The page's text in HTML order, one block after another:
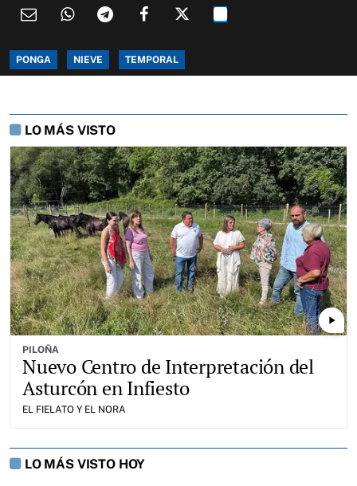
PONGA NIEVE TEMPORAL
LO MÁS VISTO
play_arrow
PILOÑA
Nuevo Centro de Interpretación del
Asturcón en Infiesto
EL FIELATO Y EL NORA
LO MÁS VISTO HOY